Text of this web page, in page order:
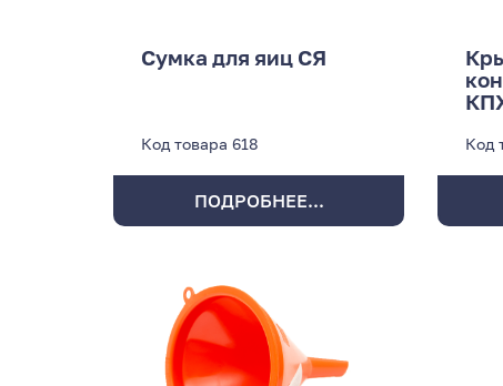
Сумка для яиц СЯ
Код товара 618
ПОДРОБНЕЕ...
Код